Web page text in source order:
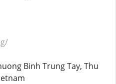
Binh Trung Tay, Thu